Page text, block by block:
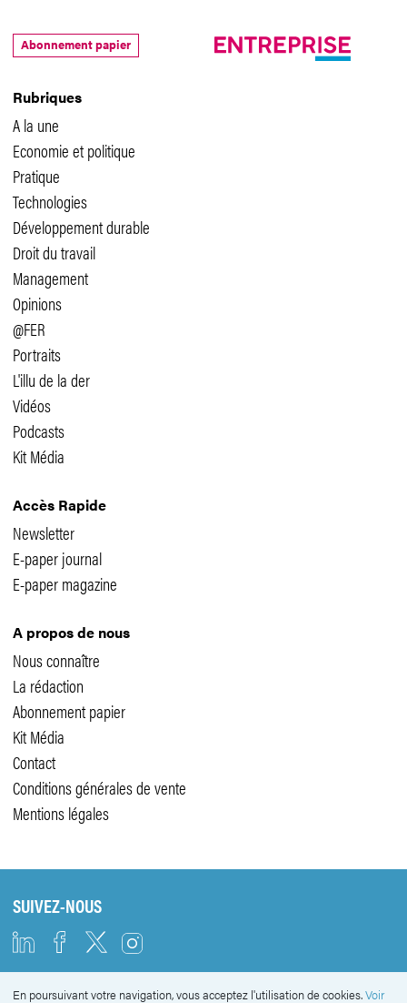
Rubriques
A la une
Economie et politique
Pratique
Technologies
Développement durable
Droit du travail
Management
Opinions
@FER
Portraits
L'illu de la der
Vidéos
Podcasts
Kit Média
Accès Rapide
Newsletter
E-paper journal
E-paper magazine
A propos de nous
Nous connaître
La rédaction
Abonnement papier
Kit Média
Contact
Conditions générales de vente
Mentions légales
Abonnement papier
SUIVEZ-NOUS
En poursuivant votre navigation, vous acceptez l'utilisation de cookies.Voir